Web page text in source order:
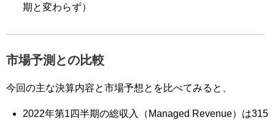
期と変わらず）
市場予測との比較
今回の主な決算内容と市場予想とを比べてみると、
2022年第1四半期の総収入（Managed Revenue）は315